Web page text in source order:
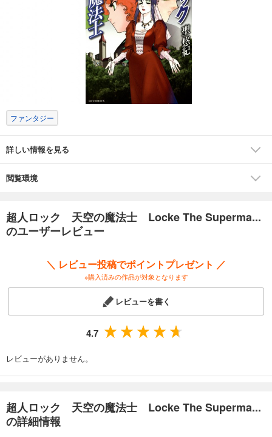
ファンタジー
詳しい情報を見る
閲覧環境
超人ロック 天空の魔法士 Locke The Superma...
のユーザーレビュー
＼ レビュー投稿でポイントプレゼント ／
※購入済みの作品が対象となります
レビューを書く
4.7
レビューがありません。
超人ロック 天空の魔法士 Locke The Superma...
の詳細情報